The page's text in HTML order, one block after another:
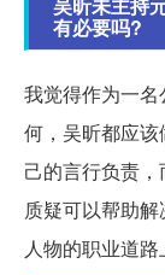
吴昕未主持
有必要吗?
我觉得作为一
何，吴昕都应
己的言行负责
质疑可以帮助
人物的职业道路